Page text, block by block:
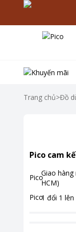
Trang chủ>Đồ
Pico cam
Giao hàng
HCM)
1 đổi 1 lên